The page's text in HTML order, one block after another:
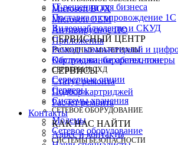
Microsoft BOX
Microsoft OEM
Антивирусное ПО
Приложения
РАСХОДНЫЕ МАТЕРИАЛЫ
Картриджи, барабаны, тонеры
СЕРВЕРЫ И СХД
Серверные опции
Серверы
Системы хранения
СЕТЕВОЕ ОБОРУДОВАНИЕ
Модемы
Сетевое оборудование
СИСТЕМЫ БЕЗОПАСНОСТИ
IT-решения для бизнеса
Поставка и сопровождение 1C
Видеонаблюдение и СКУД
СЕРВИСНЫЙ ЦЕНТР
Ремонт компьютерной и
Обслуживание оргтехники
СЕРВИСЫ
Статус ремонта
Подбор картриджей
Расчет ремонта
Контакты
КАК НАС НАЙТИ
Адрес и контакты